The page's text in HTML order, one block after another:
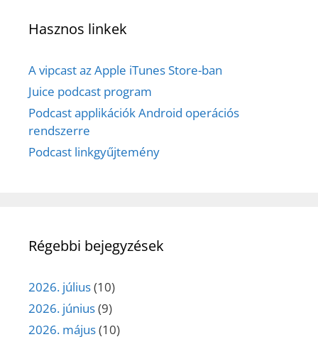
Hasznos linkek
A vipcast az Apple iTunes Store-ban
Juice podcast program
Podcast applikációk Android operációs
rendszerre
Podcast linkgyűjtemény
Régebbi bejegyzések
2026. július(10)
2026. június(9)
2026. május(10)